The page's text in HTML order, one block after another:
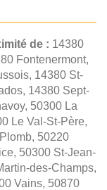
de : 14380
Fontenermont,
14380 St-
14380 Sept-
50300 La
Le Val-St-Père,
50220
50300 St-Jean-
des-Champs,
Vains, 50870